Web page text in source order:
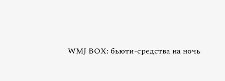
WMJ BOX: бьюти-средства на ночь